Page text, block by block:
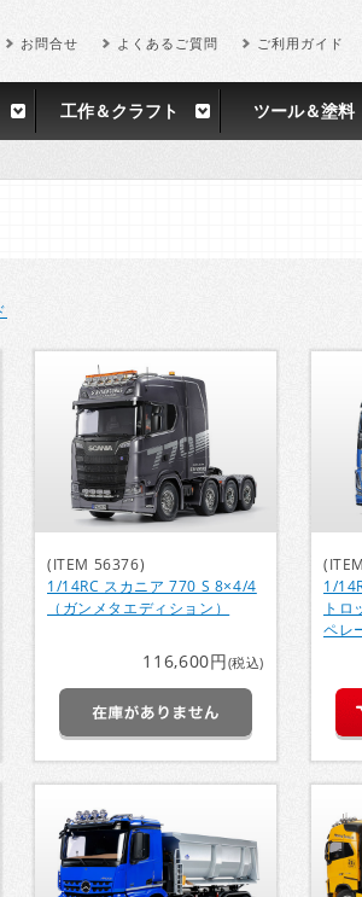
お問合せ よくあるご質問 ご利用ガイド
工作＆クラフト ツール＆塗料
(ITEM 56376)
1/14RC スカニア 770 S 8×4/4
（ガンメタエディション）
116,600円(税込)
1/
トロ
ペレ